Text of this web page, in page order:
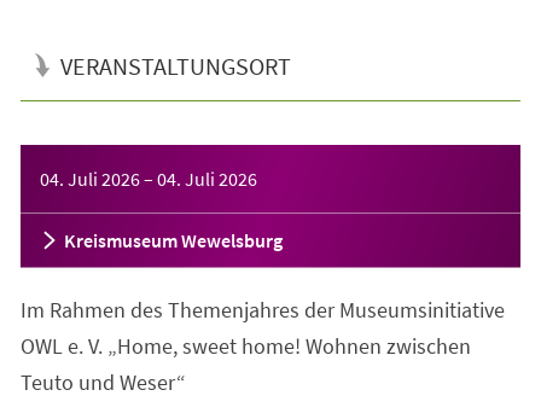
VERANSTALTUNGSORT
04. Juli 2026– 04. Juli 2026
Kreismuseum Wewelsburg
Im Rahmen des Themenjahres der Museumsinitiative
OWL e. V. „Home, sweet home! Wohnen zwischen
Teuto und Weser“